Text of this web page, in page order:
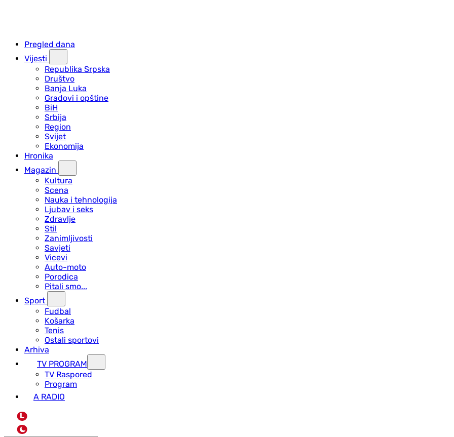
Pregled dana
Vijesti
Republika Srpska
Društvo
Banja Luka
Gradovi i opštine
BiH
Srbija
Region
Svijet
Ekonomija
Hronika
Magazin
Kultura
Scena
Nauka i tehnologija
Ljubav i seks
Zdravlje
Stil
Zanimljivosti
Savjeti
Vicevi
Auto-moto
Porodica
Pitali smo...
Sport
Fudbal
Košarka
Tenis
Ostali sportovi
Arhiva
TV PROGRAM
ТV Raspored
Program
A RADIO
L